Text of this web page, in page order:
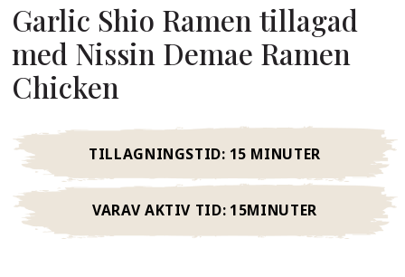
Garlic Shio Ramen tillagad
med Nissin Demae Ramen
Chicken
TILLAGNINGSTID: 15 MINUTER
VARAV AKTIV TID: 15MINUTER